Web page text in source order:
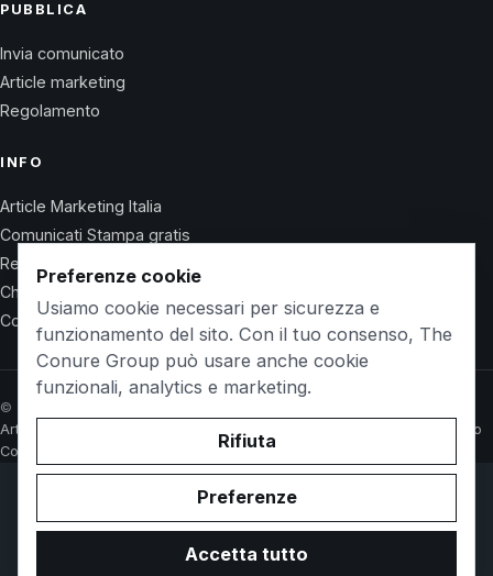
PUBBLICA
Invia comunicato
Article marketing
Regolamento
INFO
Article Marketing Italia
Comunicati Stampa gratis
Regolamento
Chi Siamo
Contatti
© 2026 Wet Life News · The Conure Group
Article Marketing Italia
Comunicati Stampa gratis
Chi Siamo
Contatti
© 2026 WetlifeVillaguardia.it. Owned and operated by
Conure Group.
Privacy PolicyCookie PolicyTermini d'uso
Preferenze cookie
Usiamo cookie necessari per sicurezza e
funzionamento del sito. Con il tuo consenso, The
Conure Group può usare anche cookie
funzionali, analytics e marketing.
Rifiuta
Preferenze
Accetta tutto